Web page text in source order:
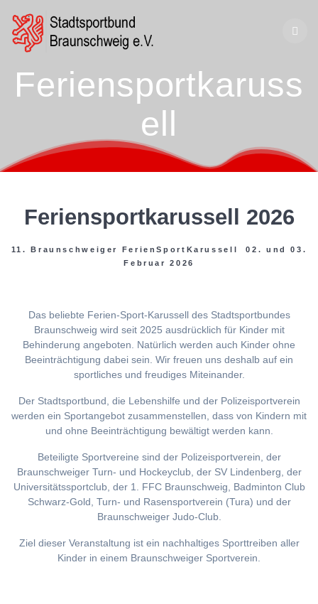
Feriensportkaruss
ell
Feriensportkarussell 2026
11. Braunschweiger FerienSportKarussell 02. und 03.
Februar 2026
Das beliebte Ferien-Sport-Karussell des Stadtsportbundes
Braunschweig wird seit 2025 ausdrücklich für Kinder mit
Behinderung angeboten. Natürlich werden auch Kinder ohne
Beeinträchtigung dabei sein. Wir freuen uns deshalb auf ein
sportliches und freudiges Miteinander.
Der Stadtsportbund, die Lebenshilfe und der Polizeisportverein
werden ein Sportangebot zusammenstellen, dass von Kindern mit
und ohne Beeinträchtigung bewältigt werden kann.
Beteiligte Sportvereine sind der Polizeisportverein, der
Braunschweiger Turn- und Hockeyclub, der SV Lindenberg, der
Universitätssportclub, der 1. FFC Braunschweig, Badminton Club
Schwarz-Gold, Turn- und Rasensportverein (Tura) und der
Braunschweiger Judo-Club.
Ziel dieser Veranstaltung ist ein nachhaltiges Sporttreiben aller
Kinder in einem Braunschweiger Sportverein.